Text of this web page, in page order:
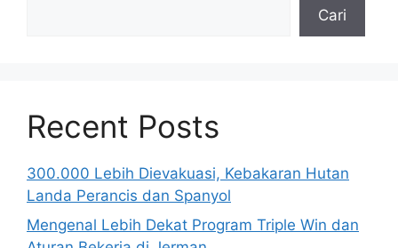
Cari
Recent Posts
300.000 Lebih Dievakuasi, Kebakaran Hutan
Landa Perancis dan Spanyol
Mengenal Lebih Dekat Program Triple Win dan